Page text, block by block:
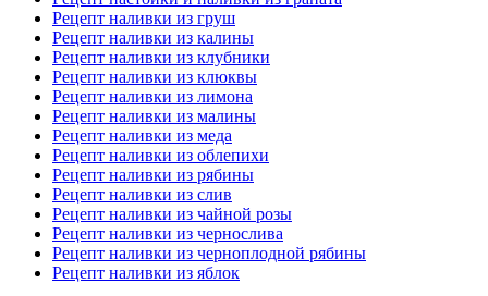
Рецепт наливки из груш
Рецепт наливки из калины
Рецепт наливки из клубники
Рецепт наливки из клюквы
Рецепт наливки из лимона
Рецепт наливки из малины
Рецепт наливки из меда
Рецепт наливки из облепихи
Рецепт наливки из рябины
Рецепт наливки из слив
Рецепт наливки из чайной розы
Рецепт наливки из чернослива
Рецепт наливки из черноплодной рябины
Рецепт наливки из яблок